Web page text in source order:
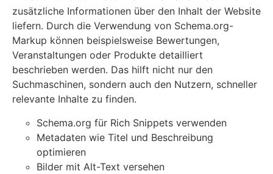
zusätzliche Informationen über den Inhalt der Website
liefern. Durch die Verwendung von Schema.org-
Markup können beispielsweise Bewertungen,
Veranstaltungen oder Produkte detailliert
beschrieben werden. Das hilft nicht nur den
Suchmaschinen, sondern auch den Nutzern, schneller
relevante Inhalte zu finden.
Schema.org für Rich Snippets verwenden
Metadaten wie Titel und Beschreibung
optimieren
Bilder mit Alt-Text versehen